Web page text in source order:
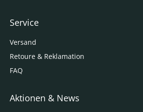
Service
Versand
Retoure & Reklamation
FAQ
Aktionen & News